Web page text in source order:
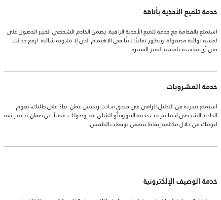
خدمة تلميع الأحذية بأناقة
استمتع بالفخامة مع خدمة تلميع الأحذية الراقية. يضمن الخادم الشخصي الخبير الحصول على
لمسة نهائية مصقولة، ويظهر تفانيًا ثابتًا في الاهتمام الذي لا تشوبه شائبة. ارفع حذائك
في أي مناسبة بلمسة التميز المميزة.
خدمة المشروبات
استمتع بتجربة فن التدليل الراقي في فندق سانت ريجيس عمان. بناءً على طلبك، يقوم
الخادم الشخصي لدينا بترتيب خدمة القهوة أو الشاي عند وصولك، فضلاً عن ضمان بداية رائعة
ليومك من خلال مكالمة إيقاظ تتضمن توقعات الطقس.
خدمة الوصيف الإلكترونية